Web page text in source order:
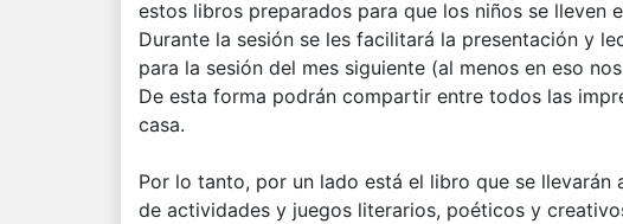
estos libros preparados para que los niños se lleven
Durante la sesión se les facilitará la presentación y
para la sesión del mes siguiente (al menos en eso
De esta forma podrán compartir entre todos las
casa.
Por lo tanto, por un lado está el libro que se
de actividades y juegos literarios, poéticos y